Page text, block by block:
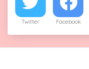
Twitter Facebook